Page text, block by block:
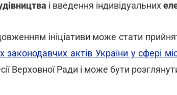
і введення індивідуальних
ініціативи може стати
законодавчих актів України у сфері
Верховної Ради і може бути